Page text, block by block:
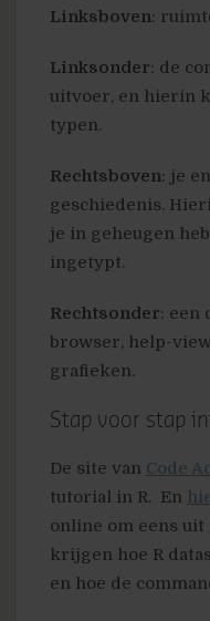
Linksboven:
Linksonder: de
uitvoer, en hierin
typen.
Rechtsboven: je
geschiedenis.
je in geheugen
ingetypt.
Rechtsonder: een
browser, help-
grafieken.
Stap voor stap
De site van Code
tutorial in R. En
online om eens
krijgen hoe R
en hoe de